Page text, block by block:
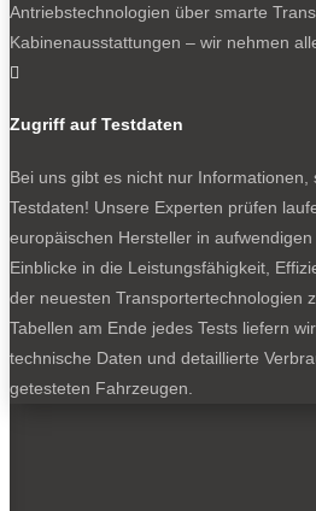
Antriebstechnologien über smarte
Kabinenausstattungen – wir nehmen

Zugriff auf Testdaten
Bei uns gibt es nicht nur
Testdaten! Unsere Experten prüfen
europäischen Hersteller in
Einblicke in die Leistungsfähigkeit,
der neuesten Transportertechnologien
Tabellen am Ende jedes Tests liefern
technische Daten und detaillierte
getesteten Fahrzeugen.